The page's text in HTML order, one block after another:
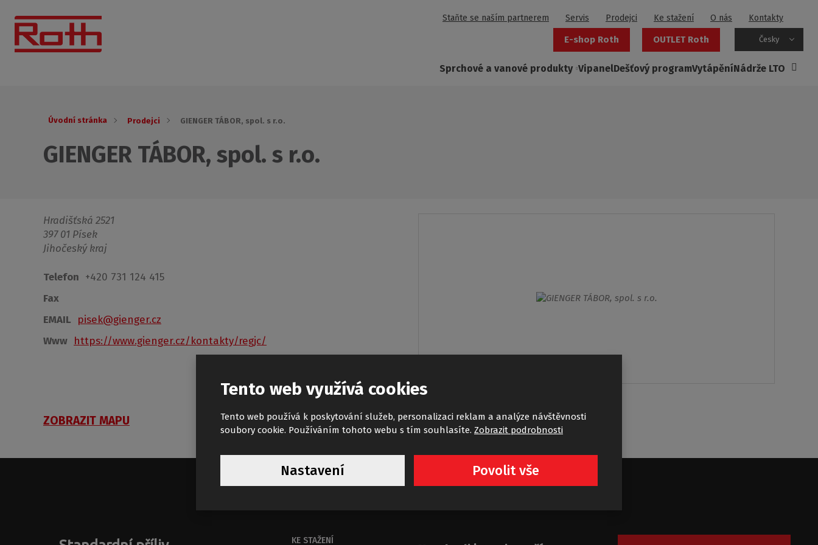
Staňte se naším partnerem Servis Prodejci Ke stažení O nás Kontakty
E-shop Roth OUTLET Roth Česky
Sprchové a vanové produkty VipanelDešťový programVytápěníNádrže LTO
Úvodní stránka Prodejci GIENGER TÁBOR, spol. s r.o.
GIENGER TÁBOR, spol. s r.o.
Hradišťská 2521
397 01 Písek
Jihočeský kraj
Telefon +420 731 124 415
Fax
EMAIL
pisek@gienger.cz
Www https://www.gienger.cz/kontakty/regjc/
ZOBRAZIT MAPU
KE STAŽENÍ
Tento web využívá cookies
Tento web používá k poskytování služeb, personalizaci reklam a analýze návštěvnosti
soubory cookie. Používáním tohoto webu s tím souhlasíte. Zobrazit podrobnosti
Nastavení Povolit vše